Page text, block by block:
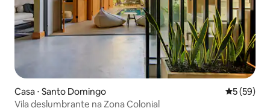
Casa ⋅ Santo Domingo 5 de uma
5 (59)
Vila deslumbrante na Zona Colonial